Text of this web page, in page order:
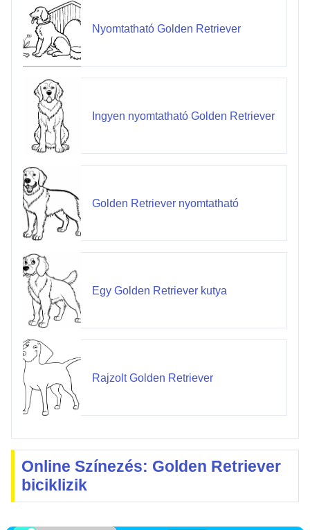
Nyomtatható Golden Retriever
Ingyen nyomtatható Golden Retriever
Golden Retriever nyomtatható
Egy Golden Retriever kutya
Rajzolt Golden Retriever
Online Színezés: Golden Retriever
biciklizik